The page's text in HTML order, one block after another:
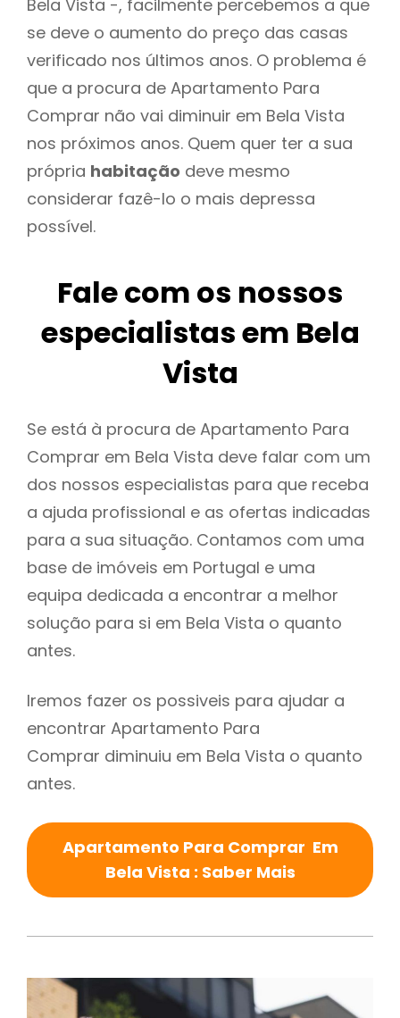
Bela Vista -, facilmente percebemos a que
se deve o aumento do preço das casas
verificado nos últimos anos. O problema é
que a procura de Apartamento Para
Comprar não vai diminuir em Bela Vista
nos próximos anos. Quem quer ter a sua
própria habitação deve mesmo
considerar fazê-lo o mais depressa
possível.
Fale com os nossos
especialistas em Bela
Vista
Se está à procura de Apartamento Para
Comprar em Bela Vista deve falar com um
dos nossos especialistas para que receba
a ajuda profissional e as ofertas indicadas
para a sua situação. Contamos com uma
base de imóveis em Portugal e uma
equipa dedicada a encontrar a melhor
solução para si em Bela Vista o quanto
antes.
Iremos fazer os possiveis para ajudar a
encontrar Apartamento Para
Comprar diminuiu em Bela Vista o quanto
antes.
Apartamento Para Comprar Em
Bela Vista : Saber Mais